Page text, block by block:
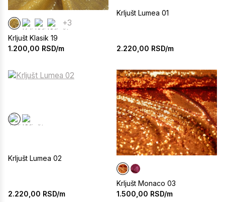
+3
Krljušt Klasik 19
1.200,00 RSD/m
Krljušt Lumea 01
2.220,00 RSD/m
Krljušt Lumea 02
2.220,00 RSD/m
Krljušt Monaco 03
1.500,00 RSD/m